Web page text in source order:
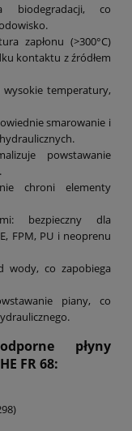
biodegradacji, co
zapłonu (>300°C)
kontaktu z źródłem
temperatury,
smarowanie i
powstawanie
chroni elementy
bezpieczny dla
FPM, PU i neoprenu
wody, co zapobiega
piany, co
płyny
FR 68: